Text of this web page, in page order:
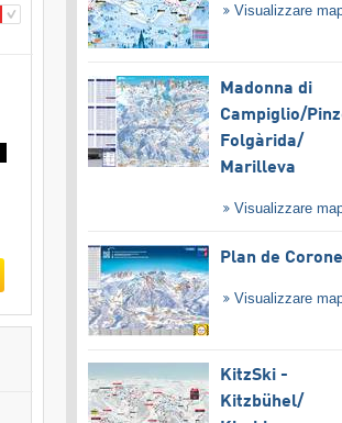
Visualizzare
Madonna di
Campiglio/​
Folgàrida/​
Marilleva
Visualizzare
Plan de
Visualizzare
KitzSki -
Kitzbühel/​